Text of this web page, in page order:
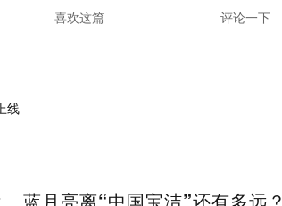
喜欢这篇
评论一下
蓝月亮离“中国宝洁”还有多远？